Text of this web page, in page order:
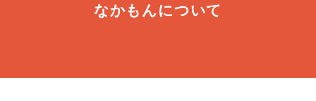
なかもんについて